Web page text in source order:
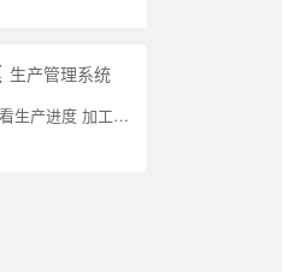
生产管理系统
实时查看生产进度 加工订单组织跟进